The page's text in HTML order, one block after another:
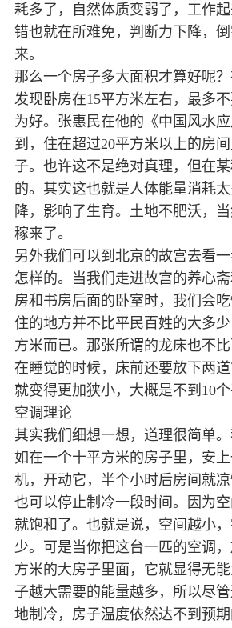
耗多了，自然体质变弱了，工作
错也就在所难免，判断力下降，
来。
那么一个房子多大面积才算好呢
发现卧房在15平方米左右，最多
为好。张惠民在他的《中国风水
到，住在超过20平方米以上的房
子。也许这不是绝对真理，但在
的。其实这也就是人体能量消耗
降，影响了生育。土地不肥沃，
稼来了。
另外我们可以到北京的故宫去看
怎样的。当我们走进故宫的养心
房和书房后面的卧室时，我们会
住的地方并不比平民百姓的大多
方米而已。那张所谓的龙床也不
在睡觉的时候，床前还要放下两
就变得更加狭小，大概是不到10个
空调理论
其实我们细想一想，道理很简单
如在一个十平方米的房子里，安
机，开动它，半个小时后房间就
也可以停止制冷一段时间。因为
就饱和了。也就是说，空间越小
少。可是当你把这台一匹的空调
方米的大房子里面，它就显得无
子越大需要的能量越多，所以尽
地制冷，房子温度依然达不到预